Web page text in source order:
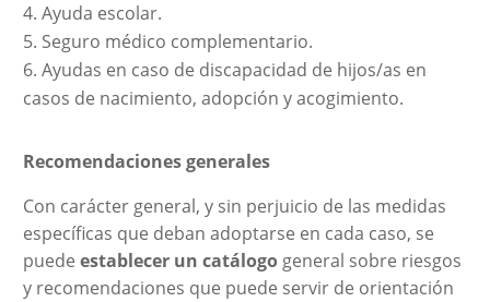
Ayuda escolar.
Seguro médico complementario.
Ayudas en caso de discapacidad de hijos/as en
casos de nacimiento, adopción y acogimiento.
Recomendaciones generales
Con carácter general, y sin perjuicio de las medidas
específicas que deban adoptarse en cada caso, se
puede establecer un catálogogeneral sobre riesgos
y recomendaciones que puede servir de orientación